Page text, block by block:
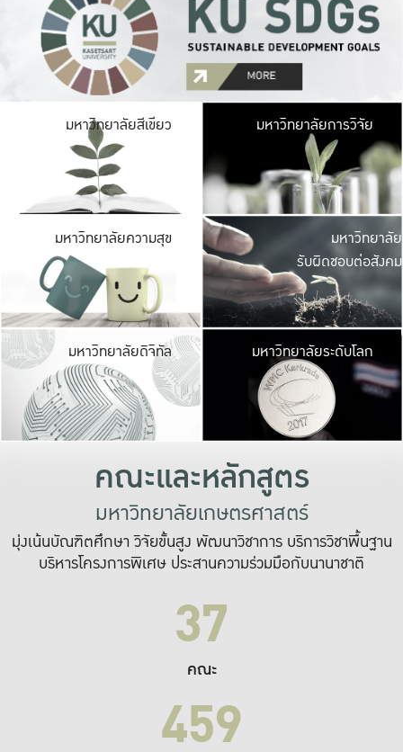
มหาวิทยาลัยสีเขียว มหาวิ
มีพื้นที่เขียวสดใส
เป็นป่าในเมือง เกษต
มหาวิทยาลัยการวิจัย
มหาวิทยาลัยความสุข มหาวิ
ค
เปิดประ
และพบเรื่องราวใ
มหาวิทยาลัย
รับผิดชอบต่อสังคม
มหาวิทยาลัยดิจิทัล มหาวิ
เปลี่ยนแปลง แล
เพื่อทำง
ระบบสารสนเทศ
มหาวิทยาลัยระดับโลก
คณะและหลักสูตร
มหาวิทยาลัยเกษตรศาสตร์
มุ่งเน้นบัณฑิตศึกษา วิจัยขั้นสูง พัฒนาวิชาการ บริการวิชาพื้นฐาน
บริหารโครงการพิเศษ ประสานความร่วมมือกับนานาชาติ
37
คณะ
459